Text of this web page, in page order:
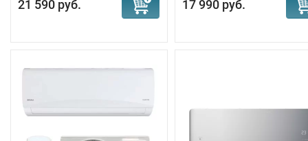
21 590 руб. 17 990 руб.